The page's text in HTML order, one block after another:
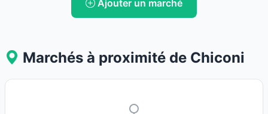
Ajouter un marché
Marchés à proximité de Chiconi